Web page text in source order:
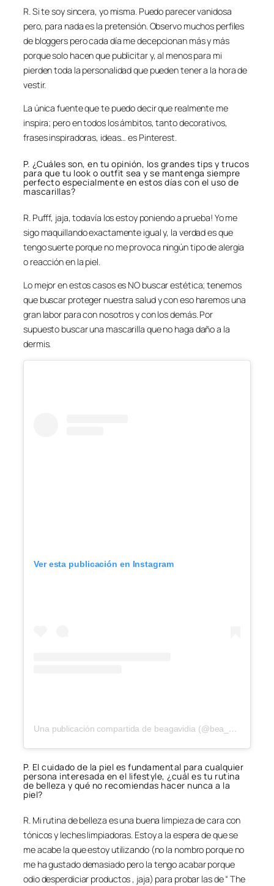
R. Si te soy sincera, yo misma. Puedo parecer vanidosa
pero, para nada es la pretensión. Observo muchos perfiles
de bloggers pero cada día me decepcionan más y más
porque solo hacen que publicitar y, al menos para mi
pierden toda la personalidad que pueden tener a la hora de
vestir.
La única fuente que te puedo decir que realmente me
inspira; pero en todos los ámbitos, tanto decorativos,
frases inspiradoras, ideas… es Pinterest.
P. ¿Cuáles son, en tu opinión, los grandes tips y trucos
para que tu look o outfit sea y se mantenga siempre
perfecto especialmente en estos días con el uso de
mascarillas?
R. Pufff, jaja, todavía los estoy poniendo a prueba! Yo me
sigo maquillando exactamente igual y, la verdad es que
tengo suerte porque no me provoca ningún tipo de alergia
o reacción en la piel.
Lo mejor en estos casos es NO buscar estética; tenemos
que buscar proteger nuestra salud y con eso haremos una
gran labor para con nosotros y con los demás. Por
supuesto buscar una mascarilla que no haga daño a la
dermis.
Ver esta publicación en Instagram
Una publicación compartida de beagavidia (@bea_personalshopper)
P. El cuidado de la piel es fundamental para cualquier
persona interesada en el lifestyle, ¿cuál es tu rutina
de belleza y qué no recomiendas hacer nunca a la
piel?
R. Mi rutina de belleza es una buena limpieza de cara con
tónicos y leches limpiadoras. Estoy a la espera de que se
me acabe la que estoy utilizando (no la nombro porque no
me ha gustado demasiado pero la tengo acabar porque
odio desperdiciar productos , jaja) para probar las de “ The